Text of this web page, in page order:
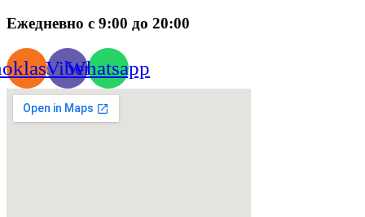
Ежедневно с 9:00 до 20:00
ViberWhatsapp